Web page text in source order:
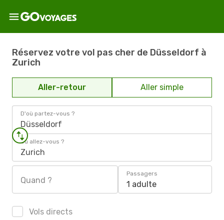
Réservez votre vol pas cher de Düsseldorf à
Zurich
Aller-retour Aller simple
D'où partez-vous ?
Düsseldorf
Où allez-vous ?
Zurich
Quand ?
Passagers
1 adulte
Vols directs